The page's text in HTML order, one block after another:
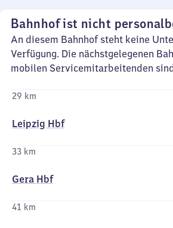
Bahnhof ist nicht
An diesem Bahnhof steht keine
Verfügung. Die nächstgelegenen
mobilen Servicemitarbeitenden
29 km
Leipzig Hbf
33 km
Gera Hbf
41 km